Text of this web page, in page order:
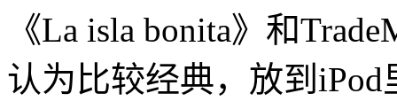
《La isla bonita》和
认为比较经典，放到